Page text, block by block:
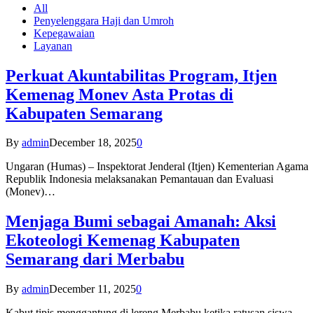
All
Penyelenggara Haji dan Umroh
Kepegawaian
Layanan
Perkuat Akuntabilitas Program, Itjen
Kemenag Monev Asta Protas di
Kabupaten Semarang
By adminDecember 18, 20250
Ungaran (Humas) – Inspektorat Jenderal (Itjen) Kementerian Agama
Republik Indonesia melaksanakan Pemantauan dan Evaluasi
(Monev)…
Menjaga Bumi sebagai Amanah: Aksi
Ekoteologi Kemenag Kabupaten
Semarang dari Merbabu
By adminDecember 11, 20250